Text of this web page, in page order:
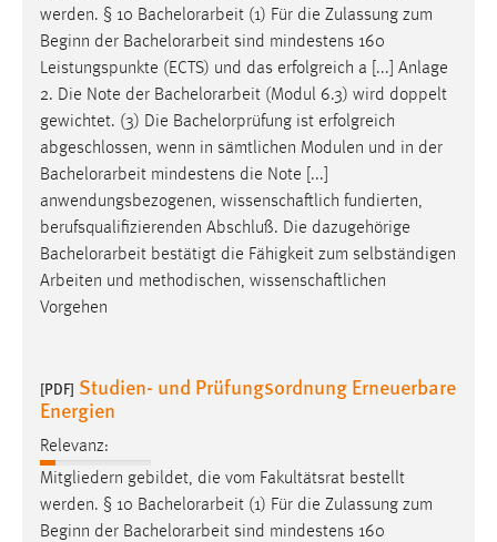
werden. § 10 Bachelorarbeit (1) Für die Zulassung zum
Beginn der Bachelorarbeit sind mindestens 160
Leistungspunkte (ECTS) und das erfolgreich a [...] Anlage
2. Die Note der Bachelorarbeit (Modul 6.3) wird doppelt
gewichtet. (3) Die Bachelorprüfung ist erfolgreich
abgeschlossen, wenn in sämtlichen Modulen und in der
Bachelorarbeit mindestens die Note [...]
anwendungsbezogenen, wissenschaftlich fundierten,
berufsqualifizierenden Abschluß. Die dazugehörige
Bachelorarbeit bestätigt die Fähigkeit zum selbständigen
Arbeiten und methodischen, wissenschaftlichen
Vorgehen
[PDF] Studien- und Prüfungsordnung Erneuerbare
Energien
Relevanz:
Mitgliedern gebildet, die vom Fakultätsrat bestellt
werden. § 10 Bachelorarbeit (1) Für die Zulassung zum
Beginn der Bachelorarbeit sind mindestens 160